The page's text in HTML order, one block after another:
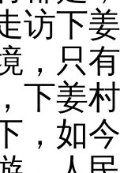
访下
，只
下姜
，如